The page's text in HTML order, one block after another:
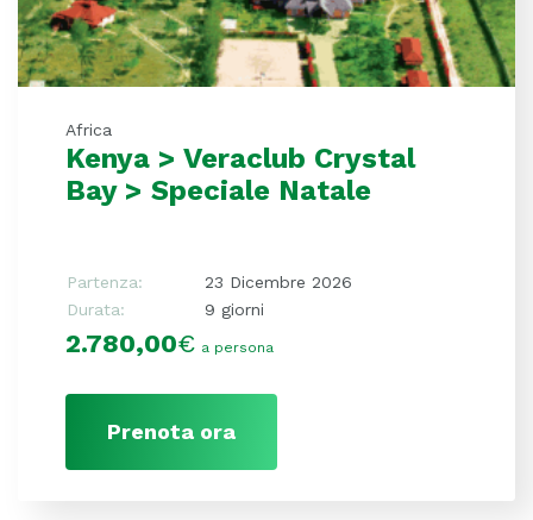
Africa
Kenya > Veraclub Crystal
Bay > Speciale Natale
Partenza:
23 Dicembre 2026
Durata:
9 giorni
2.780,00€ a persona
Prenota ora